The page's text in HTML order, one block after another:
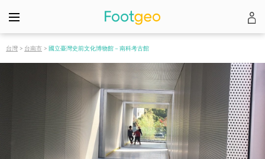
台灣 > 台南市 > 國立臺灣史前文化博物館－南科考古館